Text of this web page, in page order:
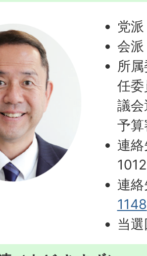
党
会
所
任
議
予
連
連
1148
当